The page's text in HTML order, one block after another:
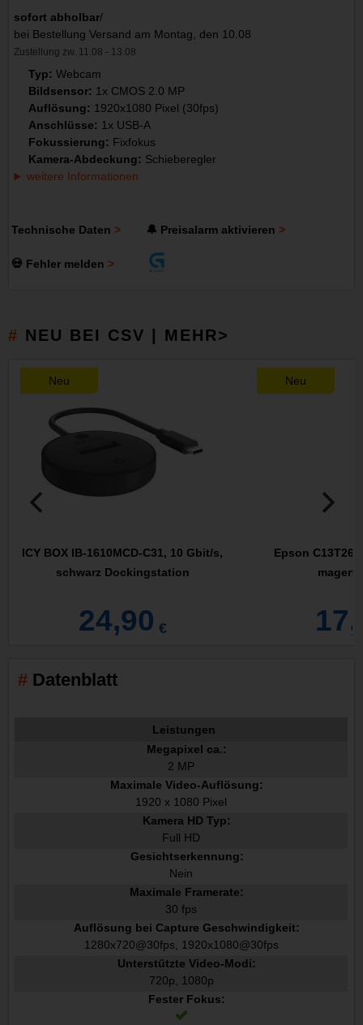
sofort abholbar/
bei Bestellung Versand am Montag, den 10.08
Zustellung zw. 11.08 - 13.08
Typ: Webcam
Bildsensor: 1x CMOS 2.0 MP
Auflösung: 1920x1080 Pixel (30fps)
Anschlüsse: 1x USB-A
Fokussierung: Fixfokus
Kamera-Abdeckung: Schieberegler
weitere Informationen
Technische Daten 🔔 Preisalarm aktivieren
💀 Fehler melden
NEU BEI CSV | MEHR>
Neu
ICY BOX IB-1610MCD-C31, 10 Gbit/s,
schwarz Dockingstation
24,90 €
Neu
Epson
Datenblatt
Leistungen
Megapixel ca.:
2 MP
Maximale Video-Auflösung:
1920 x 1080 Pixel
Kamera HD Typ:
Full HD
Gesichtserkennung:
Nein
Maximale Framerate:
30 fps
Auflösung bei Capture Geschwindigkeit:
1280x720@30fps, 1920x1080@30fps
Unterstützte Video-Modi:
720p, 1080p
Fester Fokus: